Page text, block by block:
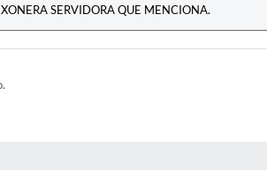
SERVIDORA QUE MENCIONA.